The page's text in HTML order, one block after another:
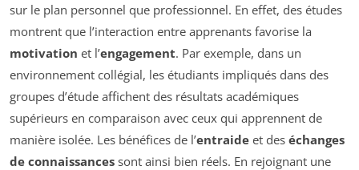
sur le plan personnel que professionnel. En effet, des études
montrent que l’interaction entre apprenants favorise la
motivation et l’engagement. Par exemple, dans un
environnement collégial, les étudiants impliqués dans des
groupes d’étude affichent des résultats académiques
supérieurs en comparaison avec ceux qui apprennent de
manière isolée. Les bénéfices de l’entraide et des échanges
de connaissances sont ainsi bien réels. En rejoignant une